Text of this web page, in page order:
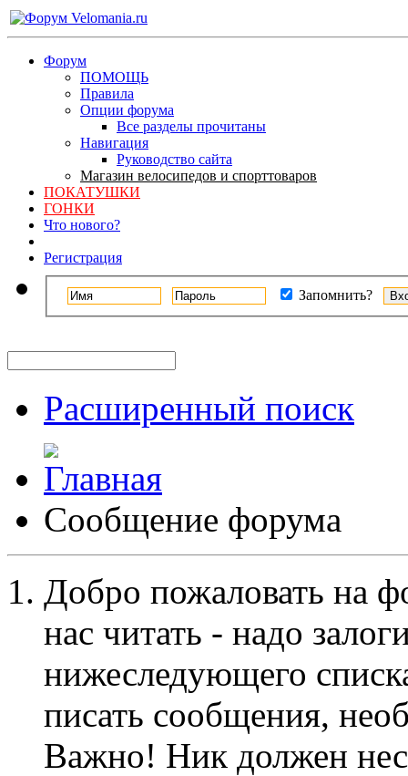
Форум
ПОМОЩЬ
Правила
Опции форума
Все разделы прочитаны
Навигация
Руководство сайта
Магазин велосипедов и спорттоваров
ПОКАТУШКИ
ГОНКИ
Что нового?
Регистрация
Запомнить?
Расширенный поиск
Сообщение форума
Добро пожаловать на
нас читать - надо
нижеследующего
писать сообщения,
Важно! Ник должен